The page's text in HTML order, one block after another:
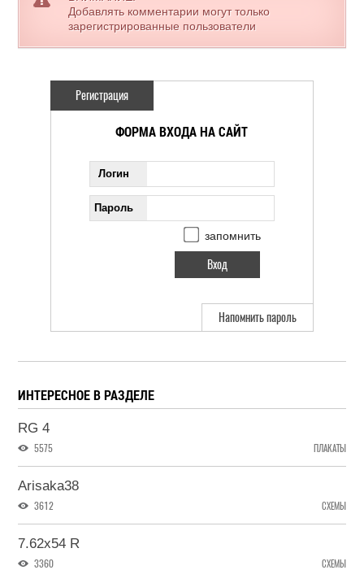
Добавлять комментарии могут только
зарегистрированные пользователи
Регистрация
ФОРМА ВХОДА НА САЙТ
Логин
Пароль
запомнить
Напомнить пароль
ИНТЕРЕСНОЕ В РАЗДЕЛЕ
RG 4
5575 ПЛАКАТЫ
Arisaka38
3612 СХЕМЫ
7.62x54 R
3360 СХЕМЫ